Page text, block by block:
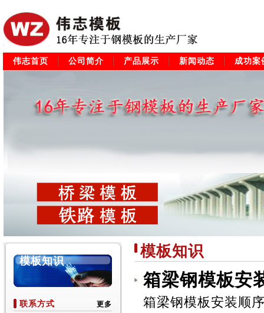
伟志首页 公司简介 产品展示 新闻动态 成功案
模板知识
更多
联系方式
模板知识
箱梁钢模板安
箱梁钢模板安装顺